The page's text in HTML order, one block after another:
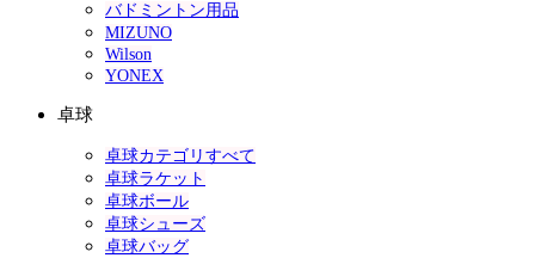
バドミントン用品
MIZUNO
Wilson
YONEX
卓球
卓球カテゴリすべて
卓球ラケット
卓球ボール
卓球シューズ
卓球バッグ